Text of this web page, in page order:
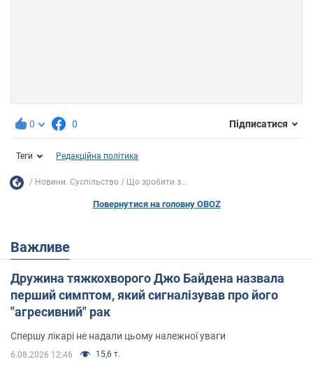
0 0 Підписатися
Теги Редакційна політика
Новини. Суспільство Що зробити з...
Повернутися на головну OBOZ
Важливе
Дружина тяжкохворого Джо Байдена назвала
перший симптом, який сигналізував про його
"агресивний" рак
Спершу лікарі не надали цьому належної уваги
6.08.2026 12:46 15,6 т.